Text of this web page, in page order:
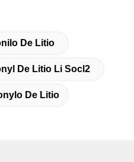
De Litio
De Litio Li Socl2
De Litio